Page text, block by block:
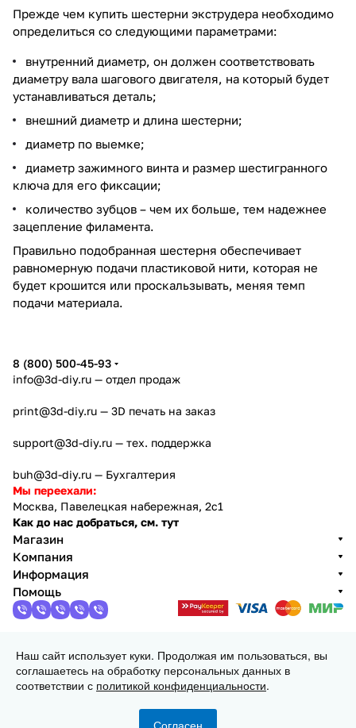
Прежде чем купить шестерни экструдера необходимо
определиться со следующими параметрами:
внутренний диаметр, он должен соответствовать
диаметру вала шагового двигателя, на который будет
устанавливаться деталь;
внешний диаметр и длина шестерни;
диаметр по выемке;
диаметр зажимного винта и размер шестигранного
ключа для его фиксации;
количество зубцов – чем их больше, тем надежнее
зацепление филамента.
Правильно подобранная шестерня обеспечивает
равномерную подачи пластиковой нити, которая не
будет крошится или проскальзывать, меняя темп
подачи материала.
8 (800) 500-45-93
info@3d-diy.ru — отдел продаж
print@3d-diy.ru — 3D печать на заказ
support@3d-diy.ru — тех. поддержка
buh@3d-diy.ru — Бухгалтерия
Мы переехали:
Москва, Павелецкая набережная, 2с1
Как до нас добраться, см. тут
Магазин
Компания
Информация
Помощь
2013 - 2026 © 3DiY (Тридиай) - интернет-магазин
комплектующих для 3D принтеров, ЧПУ станков и
робототехники
Наш сайт использует куки. Продолжая им пользоваться, вы
соглашаетесь на обработку персональных данных в
соответствии с политикой конфиденциальности.
Согласен